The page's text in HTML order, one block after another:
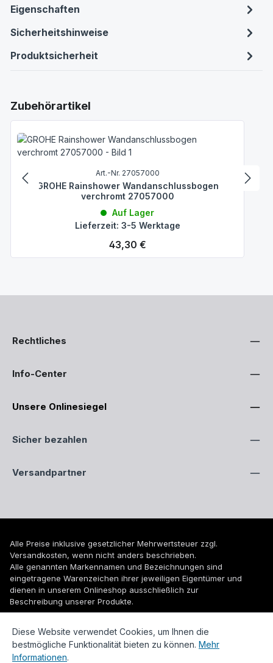
Eigenschaften
Sicherheitshinweise
Produktsicherheit
Produktgalerie überspringen
Zubehörartikel
Art.-Nr. 27057000
GROHE Rainshower Wandanschlussbogen
verchromt 27057000
Auf Lager
Lieferzeit: 3-5 Werktage
Regulärer Preis:
43,30 €
Rechtliches
Info-Center
Unsere Onlinesiegel
Sicher bezahlen
Versandpartner
Alle Preise inklusive gesetzlicher Mehrwertsteuer zzgl.
Versandkosten, wenn nicht anders beschrieben.
Alle genannten Markennamen und Bezeichnungen sind
eingetragene Warenzeichen ihrer jeweiligen Eigentümer und
dienen in unserem Onlineshop ausschließlich zur
Beschreibung unserer Produkte.
© 2026 WUH24.de - Weigel und Unger Heizungs- und
Sanitärtechnik GmbH
Diese Website verwendet Cookies, um Ihnen die
bestmögliche Funktionalität bieten zu können. Mehr
Informationen.